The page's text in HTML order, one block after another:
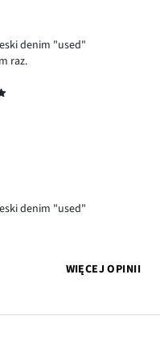
denim "used"
raz.
denim "used"
WIĘCEJ OPINII